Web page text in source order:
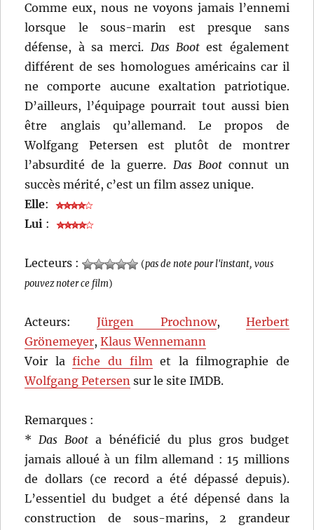
Comme eux, nous ne voyons jamais l’ennemi
lorsque le sous-marin est presque sans
défense, à sa merci. Das Boot est également
différent de ses homologues américains car il
ne comporte aucune exaltation patriotique.
D’ailleurs, l’équipage pourrait tout aussi bien
être anglais qu’allemand. Le propos de
Wolfgang Petersen est plutôt de montrer
l’absurdité de la guerre. Das Bootconnut un
succès mérité, c’est un film assez unique.
Elle:
Lui :
Lecteurs : (pas de note pour l'instant, vous
pouvez noter ce film)
Acteurs:Jürgen Prochnow, Herbert
Grönemeyer,Klaus Wennemann
Voir lafiche du filmet la filmographie de
Wolfgang Petersen sur le site IMDB.
Remarques :
*Das Boot a bénéficié du plus gros budget
jamais alloué à un film allemand : 15 millions
de dollars (ce record a été dépassé depuis).
L’essentiel du budget a été dépensé dans la
construction de sous-marins, 2 grandeur